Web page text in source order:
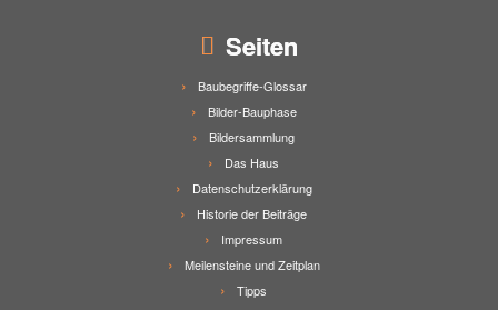
Seiten
Baubegriffe-Glossar
Bilder-Bauphase
Bildersammlung
Das Haus
Datenschutzerklärung
Historie der Beiträge
Impressum
Meilensteine und Zeitplan
Tipps